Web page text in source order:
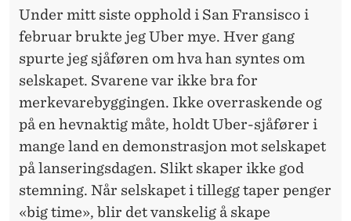
Under mitt siste opphold i San Fransisco i
februar brukte jeg Uber mye. Hver gang
spurte jeg sjåføren om hva han syntes om
selskapet. Svarene var ikke bra for
merkevarebyggingen. Ikke overraskende og
på en hevnaktig måte, holdt Uber-sjåfører i
mange land en demonstrasjon mot selskapet
på lanseringsdagen. Slikt skaper ikke god
stemning. Når selskapet i tillegg taper penger
«big time», blir det vanskelig å skape